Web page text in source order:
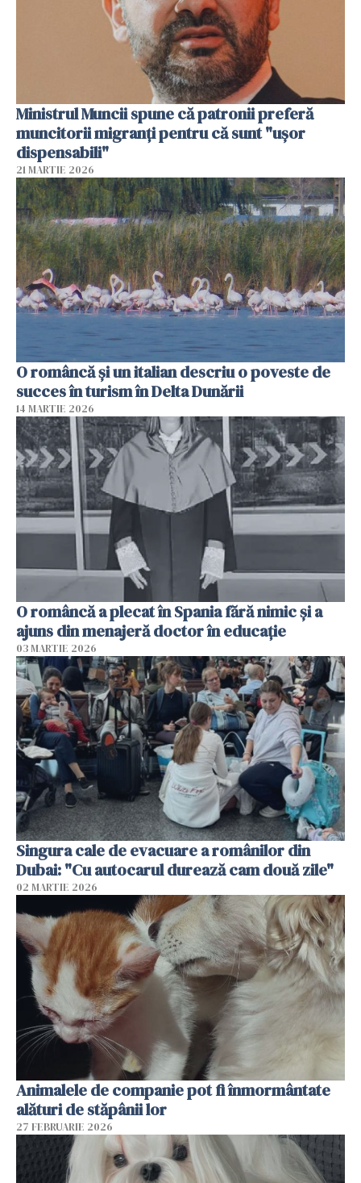
Ministrul Muncii spune că patronii preferă
muncitorii migranți pentru că sunt "uşor
dispensabili"
21 MARTIE 2026
O româncă și un italian descriu o poveste de
succes în turism în Delta Dunării
14 MARTIE 2026
O româncă a plecat în Spania fără nimic și a
ajuns din menajeră doctor în educație
03 MARTIE 2026
Singura cale de evacuare a românilor din
Dubai: "Cu autocarul durează cam două zile"
02 MARTIE 2026
Animalele de companie pot fi înmormântate
alături de stăpânii lor
27 FEBRUARIE 2026